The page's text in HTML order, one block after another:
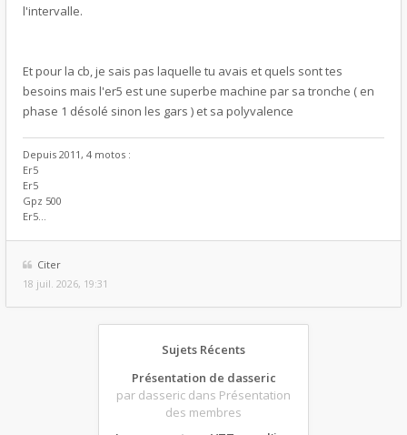
l'intervalle.
Et pour la cb, je sais pas laquelle tu avais et quels sont tes
besoins mais l'er5 est une superbe machine par sa tronche ( en
phase 1 désolé sinon les gars ) et sa polyvalence
Depuis 2011, 4 motos :
Er5
Er5
Gpz 500
Er5...
Citer
18 juil. 2026, 19:31
Sujets Récents
Présentation de dasseric
par dasseric dans Présentation
des membres